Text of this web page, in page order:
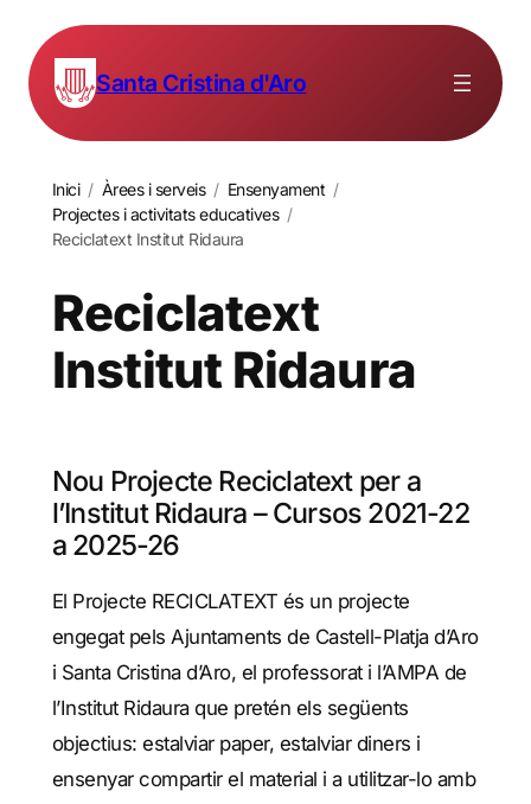
Santa Cristina d'Aro
Inici / Àrees i serveis / Ensenyament /
Projectes i activitats educatives /
Reciclatext Institut Ridaura
Reciclatext
Institut Ridaura
Nou Projecte Reciclatext per a
l’Institut Ridaura – Cursos 2021-22
a 2025-26
El Projecte RECICLATEXT és un projecte
engegat pels Ajuntaments de Castell-Platja d’Aro
i Santa Cristina d’Aro, el professorat i l’AMPA de
l’Institut Ridaura que pretén els següents
objectius: estalviar paper, estalviar diners i
ensenyar compartir el material i a utilitzar-lo amb